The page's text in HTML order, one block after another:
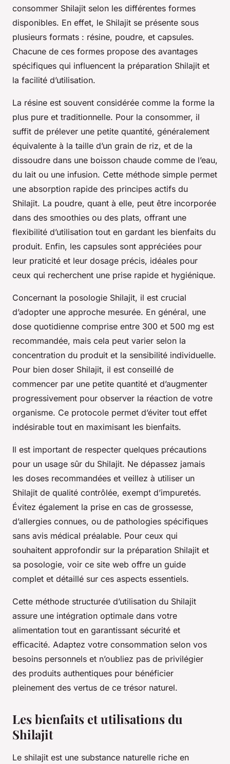
consommer Shilajit selon les différentes formes
disponibles. En effet, le Shilajit se présente sous
plusieurs formats : résine, poudre, et capsules.
Chacune de ces formes propose des avantages
spécifiques qui influencent la préparation Shilajit et
la facilité d’utilisation.
La résine est souvent considérée comme la forme la
plus pure et traditionnelle. Pour la consommer, il
suffit de prélever une petite quantité, généralement
équivalente à la taille d’un grain de riz, et de la
dissoudre dans une boisson chaude comme de l’eau,
du lait ou une infusion. Cette méthode simple permet
une absorption rapide des principes actifs du
Shilajit. La poudre, quant à elle, peut être incorporée
dans des smoothies ou des plats, offrant une
flexibilité d’utilisation tout en gardant les bienfaits du
produit. Enfin, les capsules sont appréciées pour
leur praticité et leur dosage précis, idéales pour
ceux qui recherchent une prise rapide et hygiénique.
Concernant la posologie Shilajit, il est crucial
d’adopter une approche mesurée. En général, une
dose quotidienne comprise entre 300 et 500 mg est
recommandée, mais cela peut varier selon la
concentration du produit et la sensibilité individuelle.
Pour bien doser Shilajit, il est conseillé de
commencer par une petite quantité et d’augmenter
progressivement pour observer la réaction de votre
organisme. Ce protocole permet d’éviter tout effet
indésirable tout en maximisant les bienfaits.
Il est important de respecter quelques précautions
pour un usage sûr du Shilajit. Ne dépassez jamais
les doses recommandées et veillez à utiliser un
Shilajit de qualité contrôlée, exempt d’impuretés.
Évitez également la prise en cas de grossesse,
d’allergies connues, ou de pathologies spécifiques
sans avis médical préalable. Pour ceux qui
souhaitent approfondir sur la préparation Shilajit et
sa posologie, voir ce site web offre un guide
complet et détaillé sur ces aspects essentiels.
Cette méthode structurée d’utilisation du Shilajit
assure une intégration optimale dans votre
alimentation tout en garantissant sécurité et
efficacité. Adaptez votre consommation selon vos
besoins personnels et n’oubliez pas de privilégier
des produits authentiques pour bénéficier
pleinement des vertus de ce trésor naturel.
Les bienfaits et utilisations du
Shilajit
Le shilajit est une substance naturelle riche en